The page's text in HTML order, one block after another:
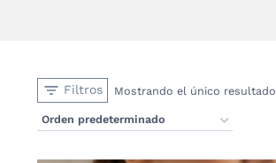
Filtros Mostrando el único resultado